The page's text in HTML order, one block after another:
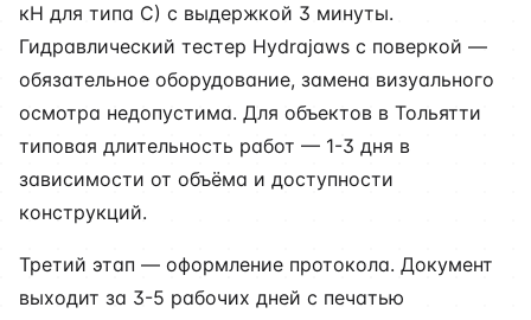
кН для типа С) с выдержкой 3 минуты.
Гидравлический тестер Hydrajaws с поверкой —
обязательное оборудование, замена визуального
осмотра недопустима. Для объектов в Тольятти
типовая длительность работ — 1-3 дня в
зависимости от объёма и доступности
конструкций.
Третий этап — оформление протокола. Документ
выходит за 3-5 рабочих дней с печатью